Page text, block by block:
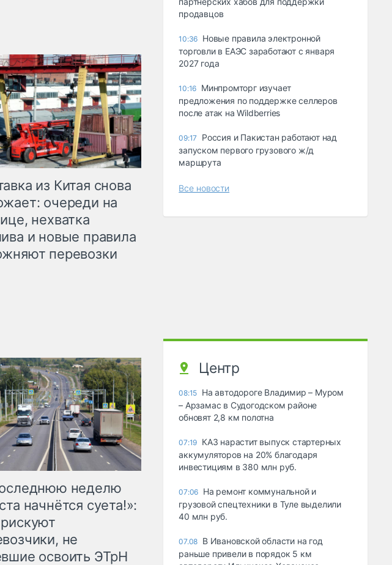
из Китая снова
очереди на
нехватка
и новые правила
перевозки
неделю
начнётся суета!»:
не
освоить ЭТрН
продавцов
10:36 Новые правила электронной
торговли в ЕАЭС заработают с января
2027 года
10:16 Минпромторг изучает
предложения по поддержке селлеров
после атак на Wildberries
09:17
Россия и Пакистан работают над
запуском первого грузового ж/д
маршрута
Все новости
Центр
08:15 На автодороге Владимир – Муром
– Арзамас в Судогодском районе
обновят 2,8 км полотна
07:19 КАЗ нарастит выпуск стартерных
аккумуляторов на 20% благодаря
инвестициям в 380 млн руб.
07:06 На ремонт коммунальной и
грузовой спецтехники в Туле выделили
40 млн руб.
07.08 В Ивановской области на год
раньше привели в порядок 5 км